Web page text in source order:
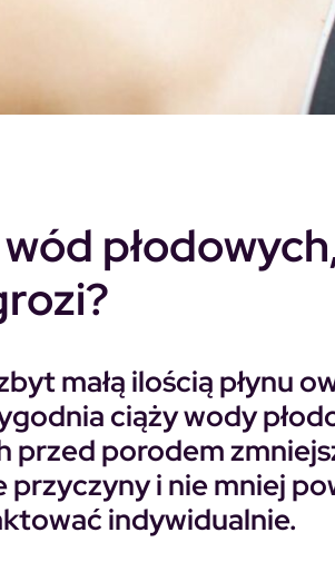
małą ilością płynu
ciąży wody
porodem
przyczyny i nie mniej
indywidualnie.